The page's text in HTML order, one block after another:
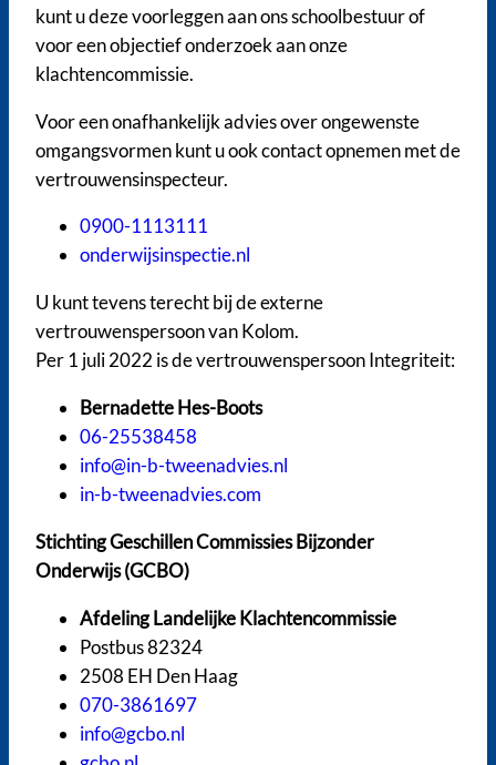
kunt u deze voorleggen aan ons schoolbestuur of
voor een objectief onderzoek aan onze
klachtencommissie.
Voor een onafhankelijk advies over ongewenste
omgangsvormen kunt u ook contact opnemen met de
vertrouwensinspecteur.
0900-1113111
onderwijsinspectie.nl
U kunt tevens terecht bij de externe
vertrouwenspersoon van Kolom.
Per 1 juli 2022 is de vertrouwenspersoon Integriteit:
Bernadette Hes-Boots
06-25538458
info@in-b-tweenadvies.nl
in-b-tweenadvies.com
Stichting Geschillen Commissies Bijzonder
Onderwijs (GCBO)
Afdeling Landelijke Klachtencommissie
Postbus 82324
2508 EH Den Haag
070-3861697
info@gcbo.nl